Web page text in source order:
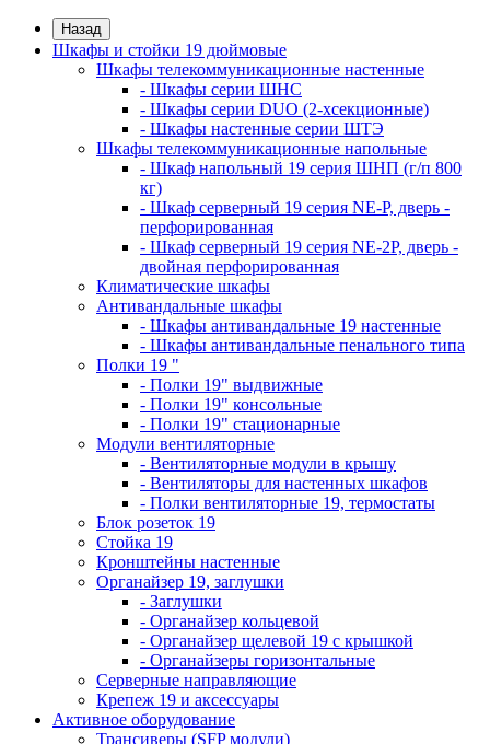
Назад
Шкафы и стойки 19 дюймовые
Шкафы телекоммуникационные настенные
- Шкафы серии ШНС
- Шкафы серии DUO (2-хсекционные)
- Шкафы настенные серии ШТЭ
Шкафы телекоммуникационные напольные
- Шкаф напольный 19 серия ШНП (г/п 800
кг)
- Шкаф серверный 19 серия NE-P, дверь -
перфорированная
- Шкаф серверный 19 серия NE-2P, дверь -
двойная перфорированная
Климатические шкафы
Антивандальные шкафы
- Шкафы антивандальные 19 настенные
- Шкафы антивандальные пенального типа
Полки 19 "
- Полки 19" выдвижные
- Полки 19" консольные
- Полки 19" стационарные
Модули вентиляторные
- Вентиляторные модули в крышу
- Вентиляторы для настенных шкафов
- Полки вентиляторные 19, термостаты
Блок розеток 19
Стойка 19
Кронштейны настенные
Органайзер 19, заглушки
- Заглушки
- Органайзер кольцевой
- Органайзер щелевой 19 с крышкой
- Органайзеры горизонтальные
Серверные направляющие
Крепеж 19 и аксессуары
Активное оборудование
Трансиверы (SFP модули)